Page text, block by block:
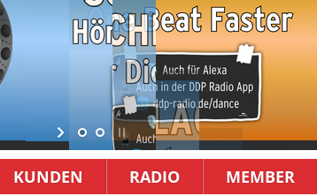
KUNDEN RADIO MEMBER